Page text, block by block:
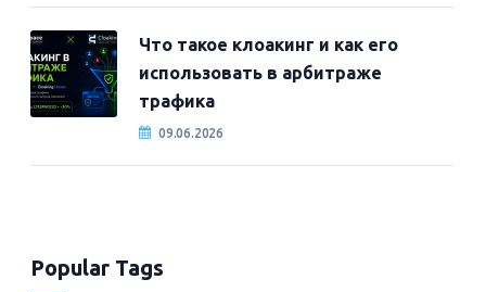
Что такое клоакинг и как его
использовать в арбитраже
трафика
09.06.2026
Popular Tags